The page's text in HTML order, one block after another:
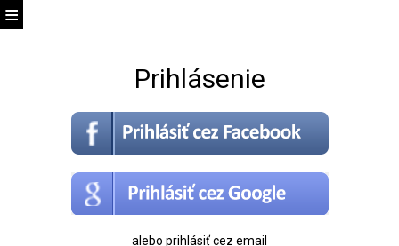
Prihlásenie
alebo prihlásiť cez email